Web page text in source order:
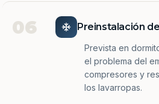
06 Preinstalación
Prevista en
el problema del
compresores y
los lavarropas.